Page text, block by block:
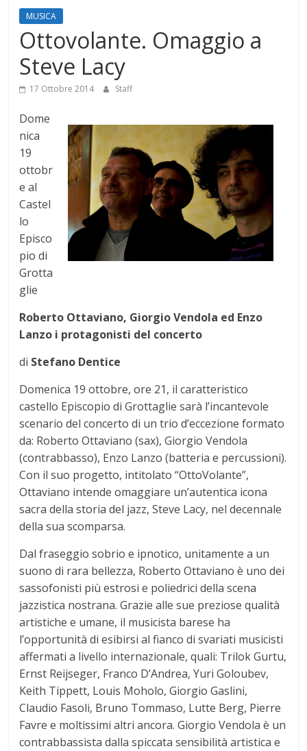
Mensile
arte,
cultura,
curiosità
MUSICA
Ottovolante. Omaggio a
Steve Lacy
17 Ottobre 2014 Staff
Dome
nica
19
ottobr
e al
Castel
lo
Episco
pio di
Grotta
glie
Roberto Ottaviano, Giorgio Vendola ed Enzo
Lanzo i protagonisti del concerto
di Stefano Dentice
Domenica 19 ottobre, ore 21, il caratteristico
castello Episcopio di Grottaglie sarà l’incantevole
scenario del concerto di un trio d’eccezione formato
da: Roberto Ottaviano (sax), Giorgio Vendola
(contrabbasso), Enzo Lanzo (batteria e percussioni).
Con il suo progetto, intitolato “OttoVolante”,
Ottaviano intende omaggiare un’autentica icona
sacra della storia del jazz, Steve Lacy, nel decennale
della sua scomparsa.
Dal fraseggio sobrio e ipnotico, unitamente a un
suono di rara bellezza, Roberto Ottaviano è uno dei
sassofonisti più estrosi e poliedrici della scena
jazzistica nostrana. Grazie alle sue preziose qualità
artistiche e umane, il musicista barese ha
l’opportunità di esibirsi al fianco di svariati musicisti
affermati a livello internazionale, quali: Trilok Gurtu,
Ernst Reijseger, Franco D’Andrea, Yuri Goloubev,
Keith Tippett, Louis Moholo, Giorgio Gaslini,
Claudio Fasoli, Bruno Tommaso, Lutte Berg, Pierre
Favre e moltissimi altri ancora. Giorgio Vendola è un
contrabbassista dalla spiccata sensibilità artistica e